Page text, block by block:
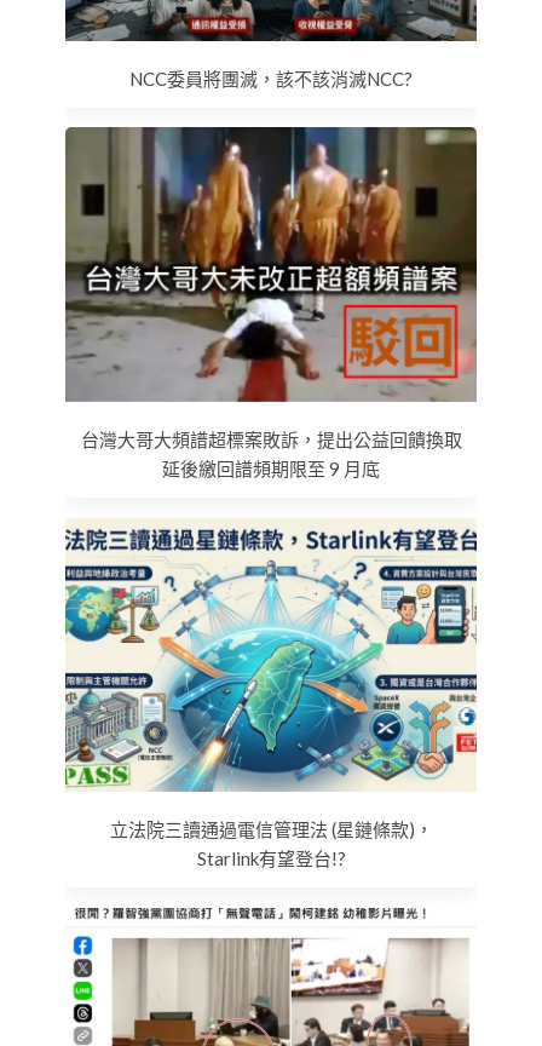
NCC委員將團滅，該不該消滅NCC?
台灣大哥大頻譜超標案敗訴，提出公益回饋換取
延後繳回譜頻期限至 9 月底
立法院三讀通過電信管理法 (星鏈條款)，
Starlink有望登台!?